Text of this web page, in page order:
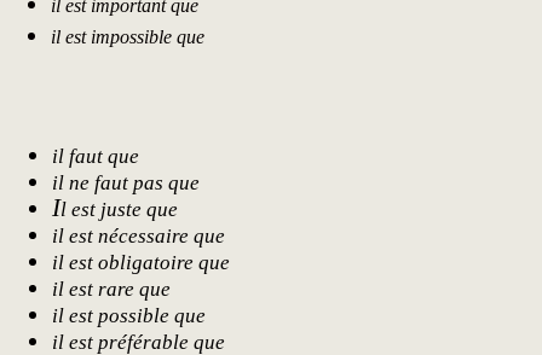
il est important que
il est impossible que
il faut que
il ne faut pas que
Il est juste que
il est nécessaire que
il est obligatoire que
il est rare que
il est possible que
il est préférable que